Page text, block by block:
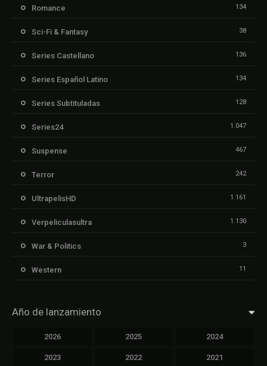
Romance 134
Sci-Fi & Fantasy 38
Series Castellano 136
Series Español Latino 134
Series Subtituladas 128
Series24 1.047
Suspense 467
Terror 242
UltrapelisHD 1.161
Verpeliculasultra 1.130
War & Politics 3
Western 11
Año de lanzamiento
2026 2025 2024
2023 2022 2021